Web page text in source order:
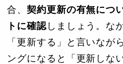
合、 契約更新の有無につ
トに確認しましょう。な
「更新する」と言いなが
ングになると「更新しな